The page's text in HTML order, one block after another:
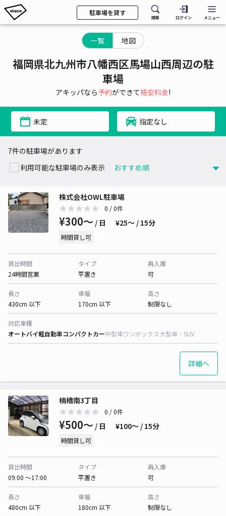
駐車場を貸す
検索 ログイン メニュー
一覧 地図
福岡県北九州市八幡西区馬場山西周辺の駐
車場
アキッパなら予約ができて格安料金!
未定 指定なし
7件の駐車場があります
利用可能な駐車場のみ表示
株式会社OWL駐車場
0 / 0件
¥300〜 / 日 ¥25〜 / 15分
時間貸し可
貸出時間
24時間営業
タイプ
平置き
再入庫
可
長さ
430cm 以下
車幅
170cm 以下
高さ
制限なし
対応車種
オートバイ軽自動車コンパクトカー中型車ワンボックス大型車・SUV
詳細へ
楠橋南3丁目
0 / 0件
¥500〜 / 日 ¥100〜 / 15分
時間貸し可
貸出時間
09:00 〜17:00
タイプ
平置き
再入庫
可
長さ
480cm 以下
車幅
180cm 以下
高さ
制限なし